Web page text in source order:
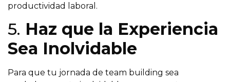
productividad laboral.
5. Haz que la Experiencia
Sea Inolvidable
Para que tu jornada de team building sea